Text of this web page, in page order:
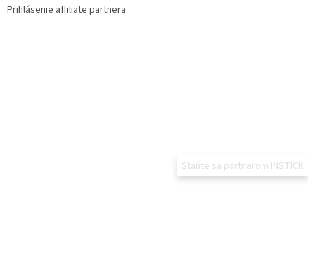
Prihlásenie affiliate partnera
Staňte sa partnerom INSTICK